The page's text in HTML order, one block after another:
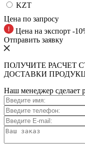
KZT
Цена по запросу
Цена на экспорт -
Отправить заявку
ПОЛУЧИТЕ РАСЧЕТ
ДОСТАВКИ
Наш менеджер сделает